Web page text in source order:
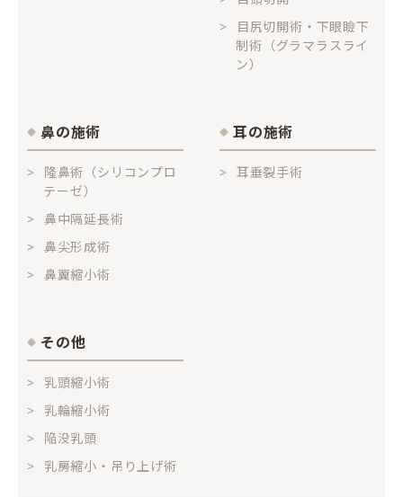
目尻切開術・下眼瞼下
制術（グラマラスライ
ン）
鼻の施術
隆鼻術（シリコンプロ
テーゼ）
鼻中隔延長術
鼻尖形成術
鼻翼縮小術
耳の施術
耳垂裂手術
その他
乳頭縮小術
乳輪縮小術
陥没乳頭
乳房縮小・吊り上げ術